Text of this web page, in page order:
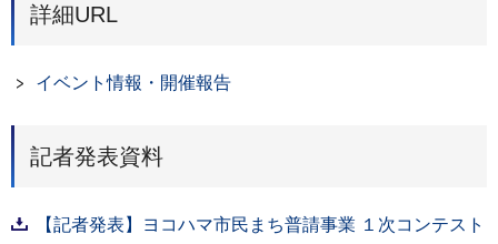
詳細URL
イベント情報・開催報告
記者発表資料
【記者発表】ヨコハマ市民まち普請事業 １次コンテスト